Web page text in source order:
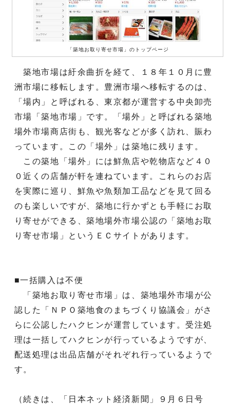
「築地お取り寄せ市場」のトップページ
築地市場は紆余曲折を経て、１８年１０月に豊
洲市場に移転します。豊洲市場へ移転するのは、
「場内」と呼ばれる、東京都が運営する中央卸売
市場「築地市場」です。「場外」と呼ばれる築地
場外市場商店街も、観光客などが多く訪れ、賑わ
っています。この「場外」は築地に残ります。
この築地「場外」には鮮魚店や乾物店など４０
０近くの店舗が軒を連ねています。これらのお店
を実際に巡り、鮮魚や魚類加工品などを見て回る
のも楽しいですが、築地に行かずとも手軽にお取
り寄せができる、築地場外市場公認の「築地お取
り寄せ市場」というＥＣサイトがあります。
■一括購入は不便
「築地お取り寄せ市場」は、築地場外市場が公
認した「ＮＰＯ築地食のまちづくり協議会」がさ
らに公認したハクヒンが運営しています。受注処
理は一括してハクヒンが行っているようですが、
配送処理は出品店舗がそれぞれ行っているようで
す。
（続きは、「日本ネット経済新聞」９月６日号